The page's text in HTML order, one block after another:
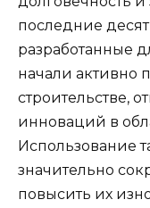
последние
разработанные
начали активно
строительстве,
инноваций в
Использование
значительно
повысить их